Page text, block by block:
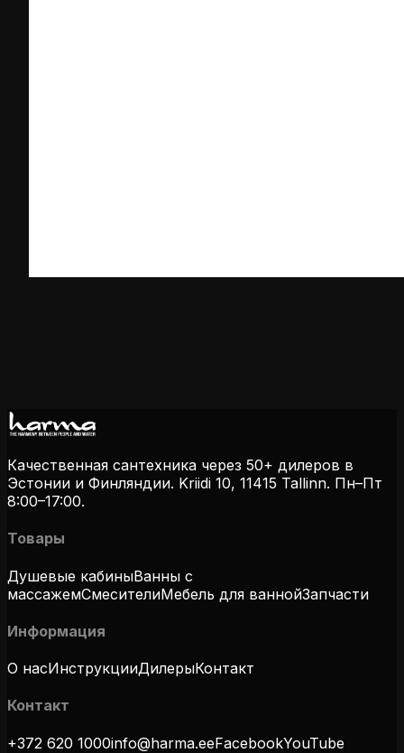
Качественная сантехника через 50+ дилеров в
Эстонии и Финляндии. Kriidi 10, 11415 Tallinn. Пн–Пт
8:00–17:00.
Товары
Душевые кабиныВанны с
массажемСмесителиМебель для ваннойЗапчасти
Информация
О насИнструкцииДилерыКонтакт
Контакт
+372 620 1000info@harma.eeFacebookYouTube